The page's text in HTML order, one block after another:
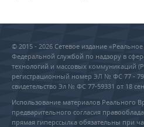
© 2015 - 2026 Сетевое издание
Федеральной службой по надзору в
технологий и массовых коммуникаций
регистрационный номер ЭЛ № ФС 77 -
свидетельство Эл № ФС 77-59331 от 18
Использование материалов Реального
предварительного согласия
прямая гиперссылка обязательны при